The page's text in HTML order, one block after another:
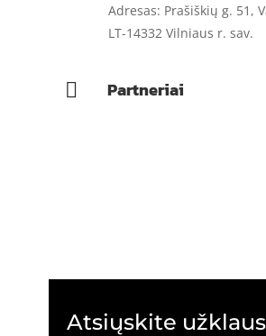
Adresas: Prašiškių g. 51,
LT-14332 Vilniaus r. sav.
 Partneriai
Atsiųskite